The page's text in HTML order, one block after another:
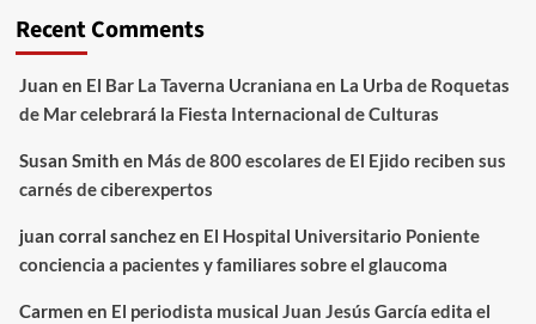
Recent Comments
Juan en El Bar La Taverna Ucraniana en La Urba de Roquetas
de Mar celebrará la Fiesta Internacional de Culturas
Susan Smith en Más de 800 escolares de El Ejido reciben sus
carnés de ciberexpertos
juan corral sanchezen El Hospital Universitario Poniente
conciencia a pacientes y familiares sobre el glaucoma
Carmen en El periodista musical Juan Jesús García edita el